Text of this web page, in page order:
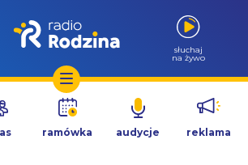
słuchaj
na żywo
ramówka audycje reklama